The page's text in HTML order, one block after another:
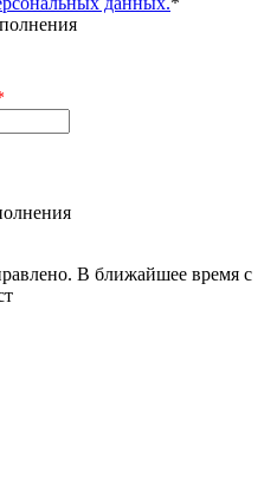
В ближайшее время с
карты